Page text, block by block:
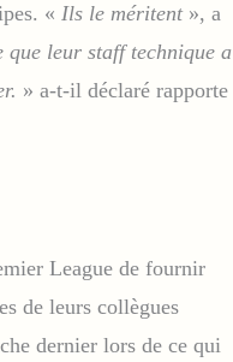
« Ils le méritent», a
leur staff technique a
» a-t-il déclaré rapporte
League de fournir
de leurs collègues
dernier lors de ce qui